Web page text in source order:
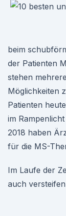
beim
der Patienten
stehen
Möglichkeiten
Patienten
im
2018 haben
für die MS-
Im Laufe der
auch